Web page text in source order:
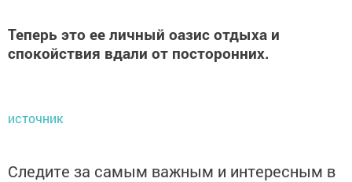
Теперь это ее личный оазис отдыха и
спокойствия вдали от посторонних.
источник
Следите за самым важным и интересным в